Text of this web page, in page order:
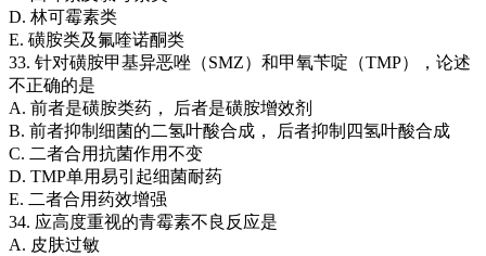
D. 林可霉素类
E. 磺胺类及氟喹诺酮类
33. 针对磺胺甲基异恶唑（SMZ）和甲氧苄啶（TMP），论述
不正确的是
A. 前者是磺胺类药， 后者是磺胺增效剂
B. 前者抑制细菌的二氢叶酸合成， 后者抑制四氢叶酸合成
C. 二者合用抗菌作用不变
D. TMP单用易引起细菌耐药
E. 二者合用药效增强
34. 应高度重视的青霉素不良反应是
A. 皮肤过敏